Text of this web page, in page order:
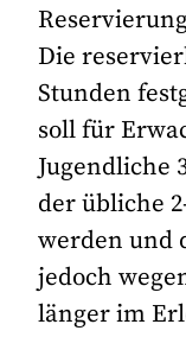
Die
Stunden
soll für
Jugendliche
der übliche
werden und
jedoch
länger im